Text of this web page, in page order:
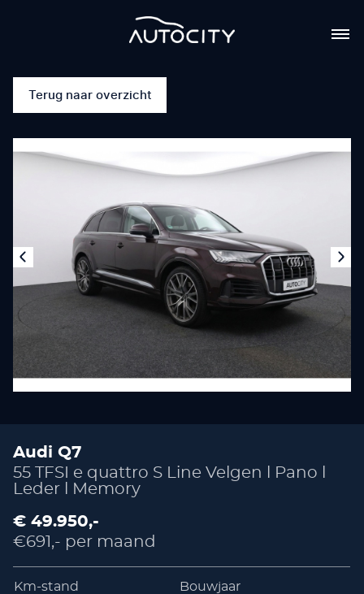
Terug naar overzicht
Audi Q7
55 TFSI e quattro S Line Velgen l Pano l
Leder l Memory
€ 49.950,-
€691,- per maand
Km-stand Bouwjaar